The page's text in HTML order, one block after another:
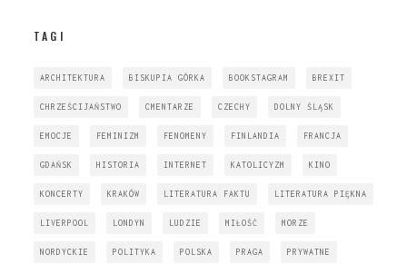
TAGI
ARCHITEKTURA BISKUPIA GÓRKA BOOKSTAGRAM BREXIT
CHRZEŚCIJAŃSTWO CMENTARZE CZECHY DOLNY ŚLĄSK
EMOCJE FEMINIZM FENOMENY FINLANDIA FRANCJA
GDAŃSK HISTORIA INTERNET KATOLICYZM KINO
KONCERTY KRAKÓW LITERATURA FAKTU LITERATURA PIĘKNA
LIVERPOOL LONDYN LUDZIE MIŁOŚĆ MORZE
NORDYCKIE POLITYKA POLSKA PRAGA PRYWATNE